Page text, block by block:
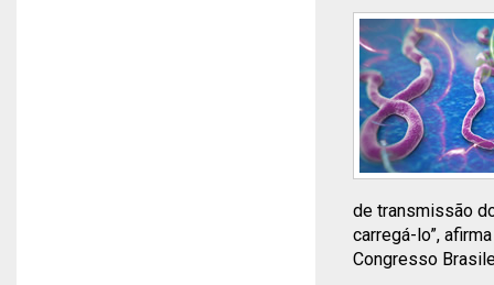
de transmissão
carregá-lo”,
Congresso